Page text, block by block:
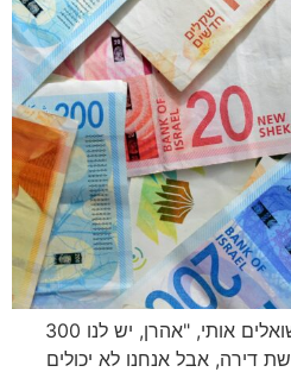
הרבה פעמים אנשים פונים ושואלים אותי, "אהרן, יש לנו 300
דירה, אבל אנחנו לא יכולים